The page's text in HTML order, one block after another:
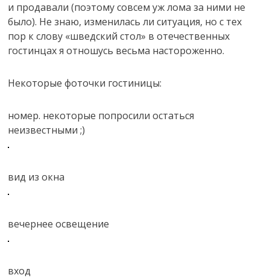
и продавали (поэтому совсем уж лома за ними не
было). Не знаю, изменилась ли ситуация, но с тех
пор к слову «шведский стол» в отечественных
гостинцах я отношусь весьма настороженно.
Некоторые фоточки гостиницы:
номер. некоторые попросили остаться
неизвестными ;)
вид из окна
вечернее освещение
вход